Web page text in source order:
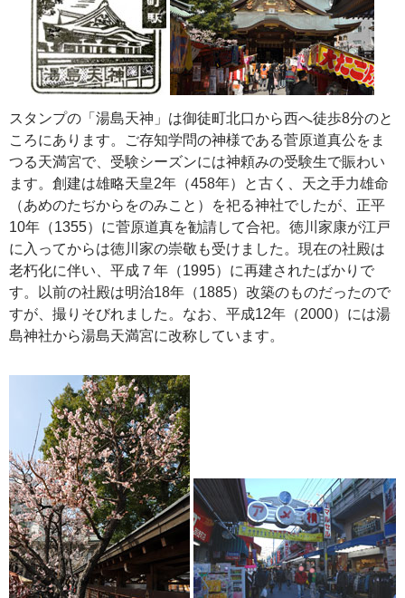
スタンプの「湯島天神」は御徒町北口から西へ徒歩8分のと
ころにあります。ご存知学問の神様である菅原道真公をま
つる天満宮で、受験シーズンには神頼みの受験生で賑わい
ます。創建は雄略天皇2年（458年）と古く、天之手力雄命
（あめのたぢからをのみこと）を祀る神社でしたが、正平
10年（1355）に菅原道真を勧請して合祀。徳川家康が江戸
に入ってからは徳川家の崇敬も受けました。現在の社殿は
老朽化に伴い、平成７年（1995）に再建されたばかりで
す。以前の社殿は明治18年（1885）改築のものだったので
すが、撮りそびれました。なお、平成12年（2000）には湯
島神社から湯島天満宮に改称しています。